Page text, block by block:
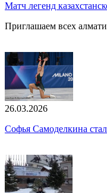
Матч легенд
Приглашаем всех
26.03.2026
Софья Самоделкина